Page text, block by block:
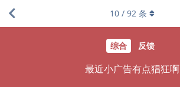
综合 反馈
最近小广告有点猖狂啊
10 / 92 条